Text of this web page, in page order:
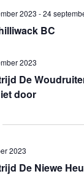
BC
2023 -24
De
door
2023
De Niewe
2023